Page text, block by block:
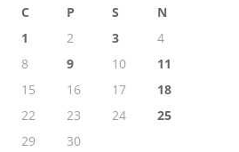
C P S
N
1
2 3
4
8 9 10
11
15 16 17
18
22 23 24
25
29
30